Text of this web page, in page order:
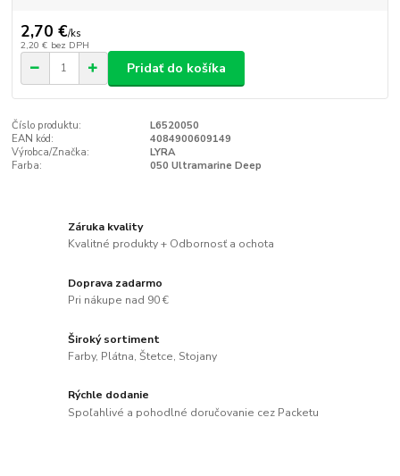
2,70 €/ks
2,20 € bez DPH
Pridať do košíka
Číslo produktu:
L6520050
EAN kód:
4084900609149
Výrobca/Značka:
LYRA
Farba:
050 Ultramarine Deep
Záruka kvality
Kvalitné produkty + Odbornosť a ochota
Doprava zadarmo
Pri nákupe nad 90 €
Široký sortiment
Farby, Plátna, Štetce, Stojany
Rýchle dodanie
Spoľahlivé a pohodlné doručovanie cez Packetu